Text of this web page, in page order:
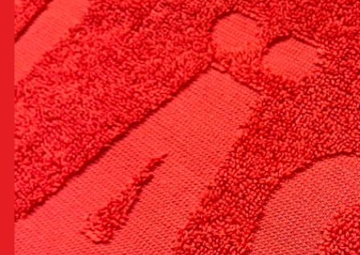
Koti
Muut tuotteet
Liput ja viirit
Ottelut ja tapahtumat
VIP-palvelut
Ravintolapöydät ja aitiot
Pataklubi
Liput
Otteluliput
Lippupaketit
Konsertit
Onnitteluviesti
67-klubi
Kausikortit
Uudet kausikortit
Uusittavat kausikortit